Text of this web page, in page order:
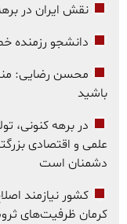
نقش ایران در
دانشجو
محسن رضایی:
باشید
در برهه کنونی،
علمی و اقتصادی
دشمنان است
کشور نیازمند
کرمان ظرفیت‌های